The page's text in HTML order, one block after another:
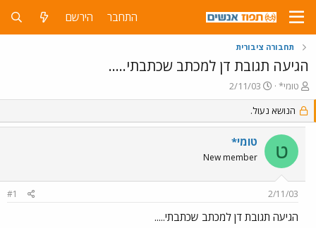
התחבר הירשם
תחבורה ציבורית
הגיעה תגובת דן למכתב שכתבתי.....
פ
ו
ת
ח
נ
טומי*
פ
ו
ר
ס
ך
2/11/03
הנושא נעול.
ט טומי*
New member
2/11/03
#1
הגיעה תגובת דן למכתב שכתבתי.....